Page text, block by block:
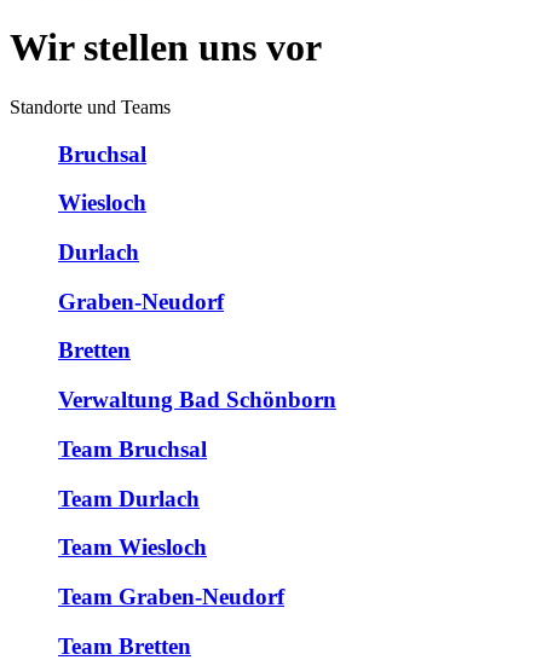
Wir stellen uns vor
Standorte und Teams
Bruchsal
Wiesloch
Durlach
Graben-Neudorf
Bretten
Verwaltung Bad Schönborn
Team Bruchsal
Team Durlach
Team Wiesloch
Team Graben-Neudorf
Team Bretten